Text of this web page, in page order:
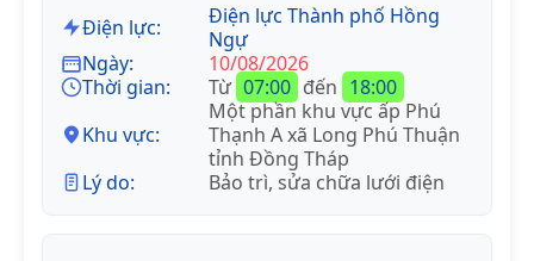
Điện lực:
Điện lực Thành phố Hồng
Ngự
Ngày:
10/08/2026
Thời gian:
Từ 07:00 đến 18:00
Khu vực:
Một phần khu vực ấp Phú
Thạnh A xã Long Phú Thuận
tỉnh Đồng Tháp
Lý do:
Bảo trì, sửa chữa lưới điện